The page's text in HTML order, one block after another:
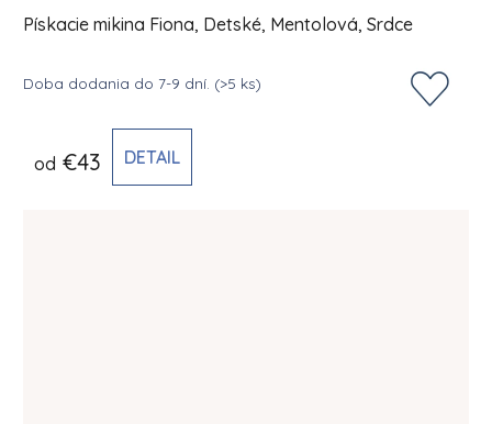
Pískacie mikina Fiona, Detské, Mentolová, Srdce
Doba dodania do 7-9 dní. (>5 ks)
od €43 DETAIL